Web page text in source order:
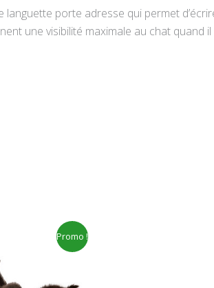
languette porte adresse qui permet
une visibilité maximale au chat quand il
Promo !
11.90€. 5.00€.